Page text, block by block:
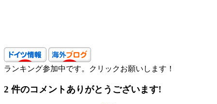
ランキング参加中です。クリックお願いします！
2 件のコメントありがとうございます!